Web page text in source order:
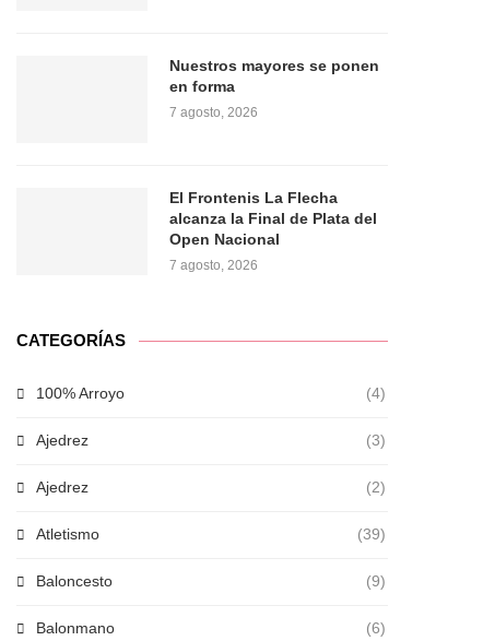
Nuestros mayores se ponen
en forma
7 agosto, 2026
El Frontenis La Flecha
alcanza la Final de Plata del
Open Nacional
7 agosto, 2026
CATEGORÍAS
100% Arroyo (4)
Ajedrez (3)
Ajedrez (2)
Atletismo (39)
Baloncesto (9)
Balonmano (6)